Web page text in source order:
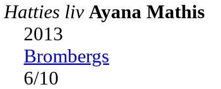
Hatties liv Ayana Mathis
2013
Brombergs
6/10